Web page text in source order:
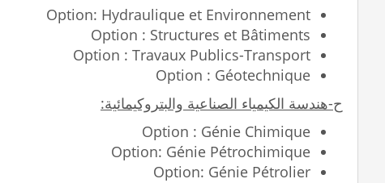
Option: Hydraulique et Environnement
Option : Structures et Bâtiments
Option : Travaux Publics-Transport
Option : Géotechnique
ح-هندسة الكيمياء الصناعية والبتروكيمائية:
Option : Génie Chimique
Option: Génie Pétrochimique
Option: Génie Pétrolier